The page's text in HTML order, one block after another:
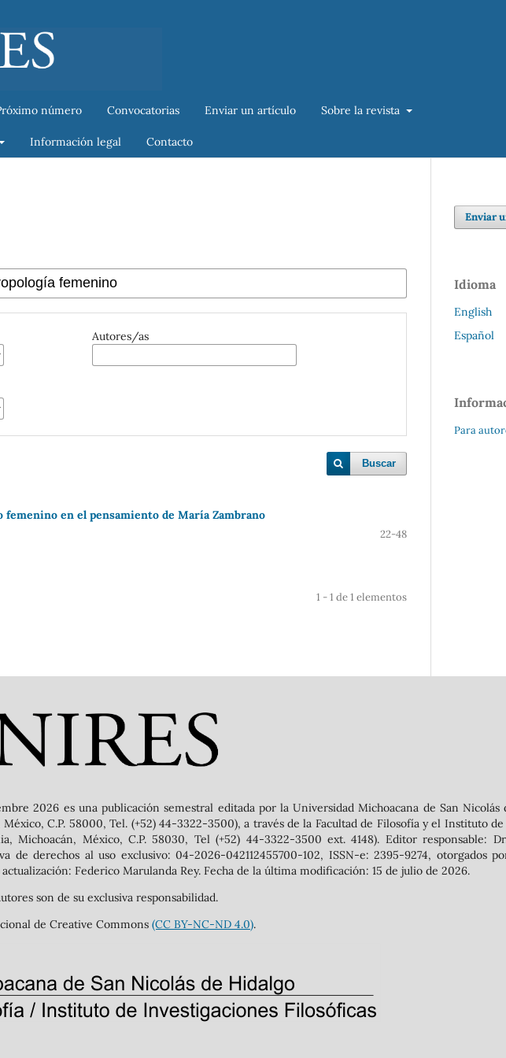
número Convocatorias Enviar un artículo Sobre la revista
Información legal Contacto
Autores/as
Buscar
en el pensamiento de María Zambrano
22-48
1 - 1 de 1 elementos
Enviar
Idioma
English
Español
Para
2026 es una publicación semestral editada por la Universidad Michoacana de San Nicolás
C.P. 58000, Tel. (+52) 44-3322-3500), a través de la Facultad de Filosofía y el Instituto
Michoacán, México, C.P. 58030, Tel (+52) 44-3322-3500 ext. 4148). ‬Editor responsable:
de derechos al uso exclusivo: 04-2026-042112455700-102, ISSN-e: 2395-9274, otorgados
Federico Marulanda Rey. Fecha de la última modificación: 15 de julio de 2026.
son de su exclusiva responsabilidad.
de Creative Commons (CC BY-NC-ND 4.0).